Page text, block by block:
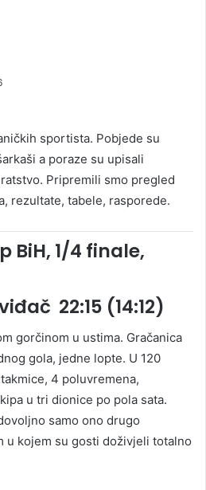
sportista. Pobjede su
a poraze su upisali
Pripremili smo pregled
rezultate, tabele, rasporede.
BiH, 1/4 finale,
22:15 (14:12)
gorčinom u ustima. Gračanica
gola, jedne lopte. U 120
4 poluvremena,
u tri dionice po pola sata.
samo ono drugo
u kojem su gosti doživjeli totalno